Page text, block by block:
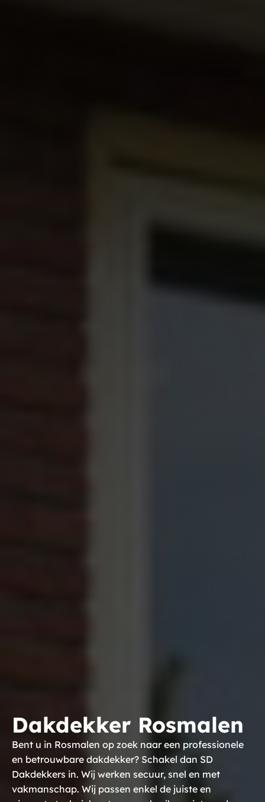
Dakdekker Rosmalen
Bent u in Rosmalen op zoek naar een professionele
en betrouwbare dakdekker? Schakel dan SD
Dakdekkers in. Wij werken secuur, snel en met
vakmanschap. Wij passen enkel de juiste en